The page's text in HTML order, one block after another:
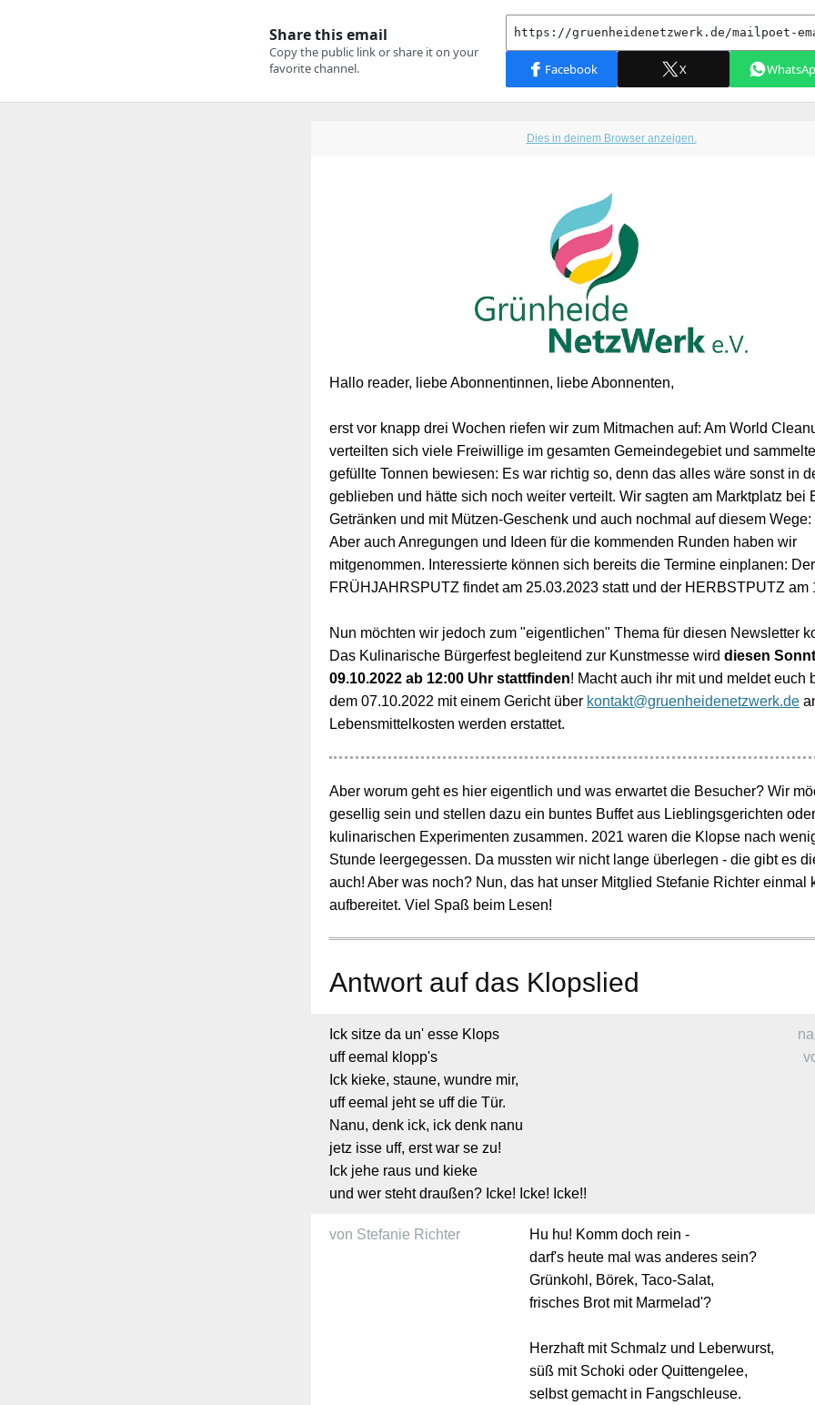
Dies in deinem Browser anzeigen.
Hallo reader, liebe Abonnentinnen, liebe Abonnenten,
erst vor knapp drei Wochen riefen wir zum Mitmachen auf: Am World
verteilten sich viele Freiwillige im gesamten Gemeindegebiet und
gefüllte Tonnen bewiesen: Es war richtig so, denn das alles wäre sonst in
geblieben und hätte sich noch weiter verteilt. Wir sagten am Marktplatz bei
Getränken und mit Mützen-Geschenk und auch nochmal auf diesem
Aber auch Anregungen und Ideen für die kommenden Runden haben wir
mitgenommen. Interessierte können sich bereits die Termine einplanen: Der
FRÜHJAHRSPUTZ findet am 25.03.2023 statt und der HERBSTPUTZ am
Nun möchten wir jedoch zum "eigentlichen" Thema für diesen Newsletter
Das Kulinarische Bürgerfest begleitend zur Kunstmesse wird diesen
09.10.2022 ab 12:00 Uhr stattfinden! Macht auch ihr mit und meldet euch
dem 07.10.2022 mit einem Gericht über kontakt@gruenheidenetzwerk.de
Lebensmittelkosten werden erstattet.
Aber worum geht es hier eigentlich und was erwartet die Besucher? Wir
gesellig sein und stellen dazu ein buntes Buffet aus Lieblingsgerichten oder
kulinarischen Experimenten zusammen. 2021 waren die Klopse nach
Stunde leergegessen. Da mussten wir nicht lange überlegen - die gibt es
auch! Aber was noch? Nun, das hat unser Mitglied Stefanie Richter einmal
aufbereitet. Viel Spaß beim Lesen!
Antwort auf das Klopslied
Ick sitze da un' esse Klops
uff eemal klopp's
Ick kieke, staune, wundre mir,
uff eemal jeht se uff die Tür.
Nanu, denk ick, ick denk nanu
jetz isse uff, erst war se zu!
Ick jehe raus und kieke
und wer steht draußen? Icke! Icke! Icke!!
von Stefanie Richter
Hu hu! Komm doch rein -
darf's heute mal was anderes sein?
Grünkohl, Börek, Taco-Salat,
frisches Brot mit Marmelad'?
Herzhaft mit Schmalz und Leberwurst,
süß mit Schoki oder Quittengelee,
selbst gemacht in Fangschleuse.